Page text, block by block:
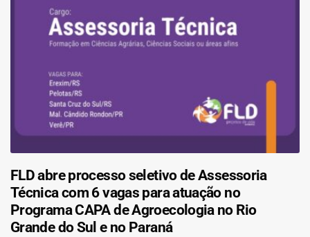
FLD abre processo seletivo de Assessoria
Técnica com 6 vagas para atuação no
Programa CAPA de Agroecologia no Rio
Grande do Sul e no Paraná